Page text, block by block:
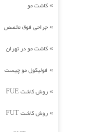
» کاشت مو
» جراحی فوق تخصص
» کاشت مو در تهران
» فولیکول مو چیست
» روش کاشت FUE
» روش کاشت FUT